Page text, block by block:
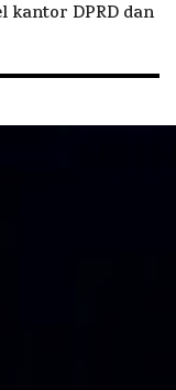
kantor DPRD dan